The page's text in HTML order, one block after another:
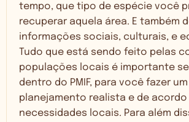
tempo, que tipo de espécie você
recuperar aquela área. E também
informações sociais, culturais, e
Tudo que está sendo feito pelas
populações locais é importante
dentro do PMIF, para você fazer um
planejamento realista e de acordo
necessidades locais. Para além